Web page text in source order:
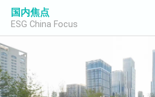
国内焦点
ESG China Focus